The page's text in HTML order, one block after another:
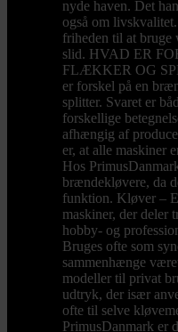
nyde haven. Det
også om
friheden til at bruge
slid. HVAD ER
FLÆKKER OG
er forskel på en
splitter. Svaret er
forskellige
afhængig af
er, at alle maskiner
Hos
brændekløvere, da
funktion. Kløver –
maskiner, der deler
hobby- og
Bruges ofte som
sammenhænge
modeller til privat
udtryk, der især
ofte til selve
PrimusDanmark er